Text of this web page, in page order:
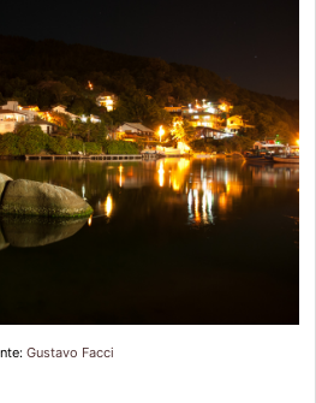
Gustavo Facci